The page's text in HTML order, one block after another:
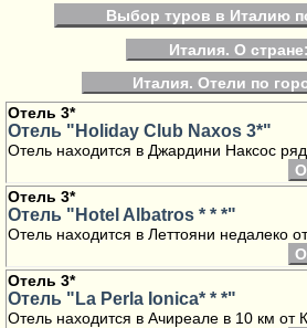
Выбор туров в Италию
Италия. О стране:
Италия. Отели по
Отель 3*
Отель "Holiday Club Naxos 3*"
Отель находится в Джардини Наксос
Отель 3*
Отель "Hotel Albatros * * *"
Отель находится в Леттояни недалеко
Отель 3*
Отель "La Perla Ionica* * *"
Отель находится в Ачиреале в 10 км от